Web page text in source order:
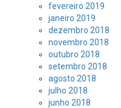
fevereiro 2019
janeiro 2019
dezembro 2018
novembro 2018
outubro 2018
setembro 2018
agosto 2018
julho 2018
junho 2018